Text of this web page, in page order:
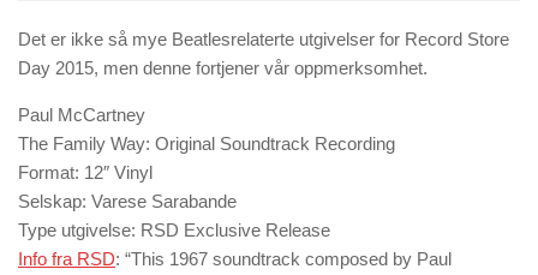
Det er ikke så mye Beatlesrelaterte utgivelser for Record Store
Day 2015, men denne fortjener vår oppmerksomhet.
Paul McCartney
The Family Way: Original Soundtrack Recording
Format: 12″ Vinyl
Selskap: Varese Sarabande
Type utgivelse: RSD Exclusive Release
Info fra RSD: “This 1967 soundtrack composed by Paul